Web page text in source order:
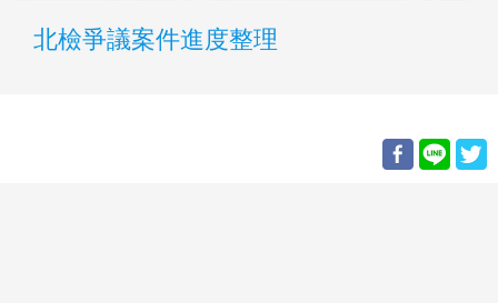
北檢爭議案件進度整理